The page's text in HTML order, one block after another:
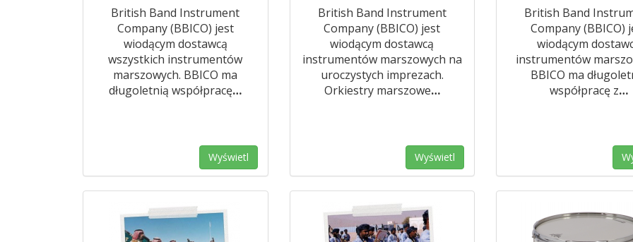
British Band Instrument
Company (BBICO) jest
wiodącym dostawcą
wszystkich instrumentów
marszowych. BBICO ma
długoletnią współpracę…
Wyświetl
British Band Instrument
Company (BBICO) jest
wiodącym dostawcą
instrumentów marszowych na
uroczystych imprezach.
Orkiestry marszowe…
Wyświetl
British Band
Company (BBICO)
wiodącym
instrumentów
BBICO ma
współpracę z…